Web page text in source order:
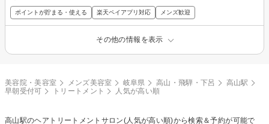
ポイントが貯まる・使える 楽天ペイアプリ対応 メンズ歓迎
その他の情報を表示
美容院・美容室 メンズ美容室 岐阜県 高山・飛騨・下呂
高山駅
早朝受付可
トリートメント 人気が高い順
高山駅のヘアトリートメント サロン(人気が高い順)から検索＆予約が可能で